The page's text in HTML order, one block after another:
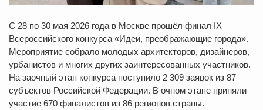
С 28 по 30 мая 2026 года в Москве прошёл финал IX
Всероссийского конкурса «Идеи, преображающие города».
Мероприятие собрало молодых архитекторов, дизайнеров,
урбанистов и многих других заинтересованных участников.
На заочный этап конкурса поступило 2 309 заявок из 87
субъектов Российской Федерации. В очном этапе приняли
участие 670 финалистов из 86 регионов страны.